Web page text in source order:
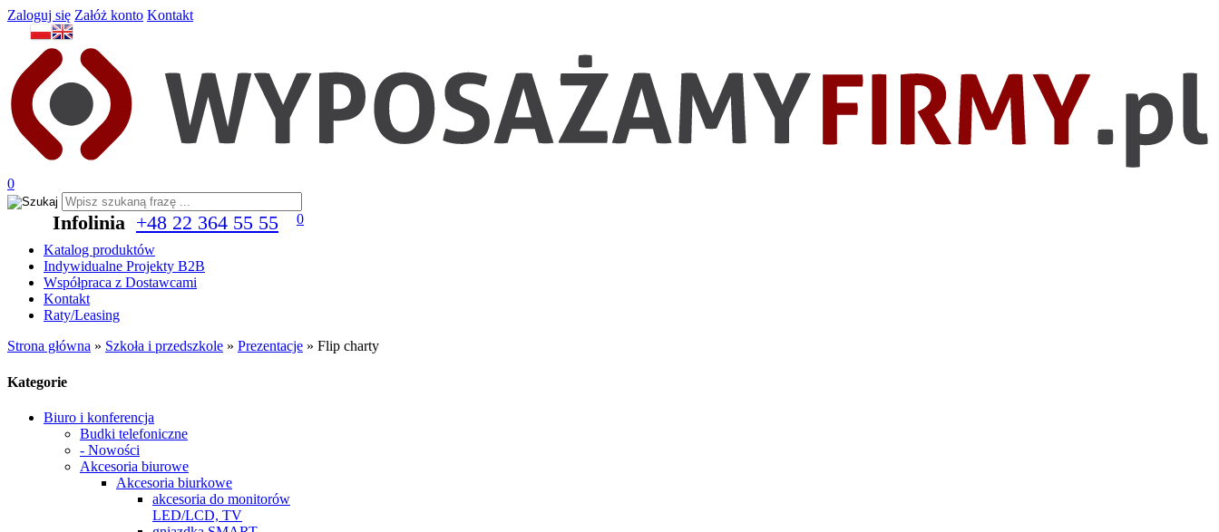
Zaloguj się Załóż konto Kontakt
0
Infolinia +48 22 364 55 55
0
Katalog produktów
Indywidualne Projekty B2B
Współpraca z Dostawcami
Kontakt
Raty/Leasing
Strona główna » Szkoła i przedszkole » Prezentacje » Flip charty
Kategorie
Biuro i konferencja
Budki telefoniczne
- Nowości
Akcesoria biurowe
Akcesoria biurkowe
akcesoria do monitorów
LED/LCD, TV